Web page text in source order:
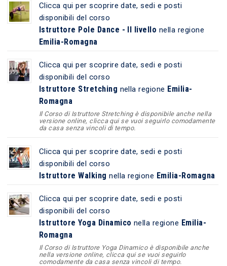
Clicca qui per scoprire date, sedi e posti
disponibili del corso
Istruttore Pole Dance - II livello nella regione
Emilia-Romagna
Clicca qui per scoprire date, sedi e posti
disponibili del corso
Istruttore Stretching nella regione Emilia-
Romagna
Il Corso di Istruttore Stretching è disponibile anche nella
versione online, clicca qui se vuoi seguirlo comodamente
da casa senza vincoli di tempo.
Clicca qui per scoprire date, sedi e posti
disponibili del corso
Istruttore Walking nella regione Emilia-Romagna
Clicca qui per scoprire date, sedi e posti
disponibili del corso
Istruttore Yoga Dinamico nella regione Emilia-
Romagna
Il Corso di Istruttore Yoga Dinamico è disponibile anche
nella versione online, clicca qui se vuoi seguirlo
comodamente da casa senza vincoli di tempo.